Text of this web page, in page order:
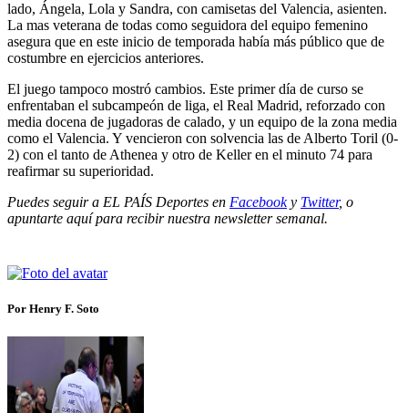
lado, Ángela, Lola y Sandra, con camisetas del Valencia, asienten.
La mas veterana de todas como seguidora del equipo femenino
asegura que en este inicio de temporada había más público que de
costumbre en ejercicios anteriores.
El juego tampoco mostró cambios. Este primer día de curso se
enfrentaban el subcampeón de liga, el Real Madrid, reforzado con
media docena de jugadoras de calado, y un equipo de la zona media
como el Valencia. Y vencieron con solvencia las de Alberto Toril (0-
2) con el tanto de Athenea y otro de Keller en el minuto 74 para
reafirmar su superioridad.
Puedes seguir a EL PAÍS Deportes en Facebooky Twitter, o
apuntarte aquí para recibirnuestra newsletter semanal.
Por Henry F. Soto